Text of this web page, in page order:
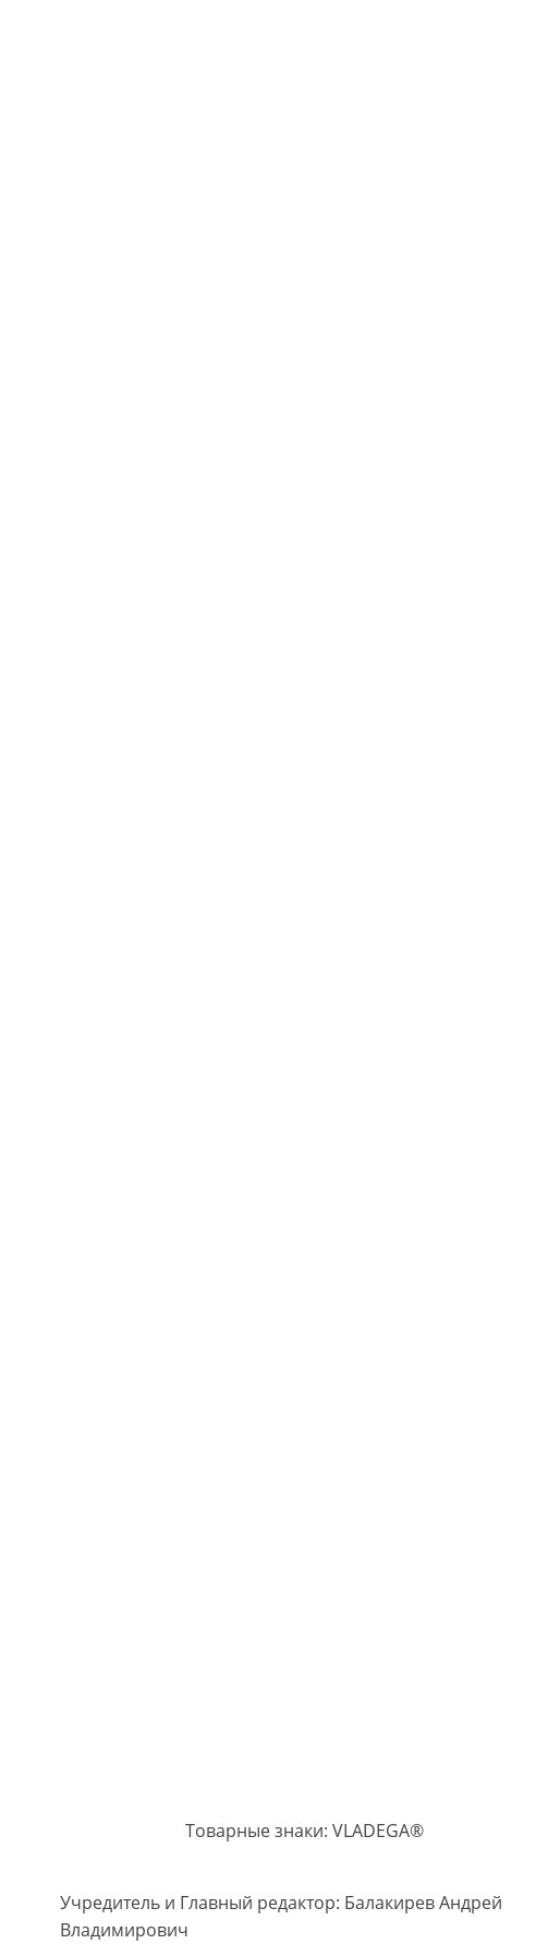
Товарные знаки: VLADEGA®
Учредитель и Главный редактор: Балакирев Андрей
Владимирович